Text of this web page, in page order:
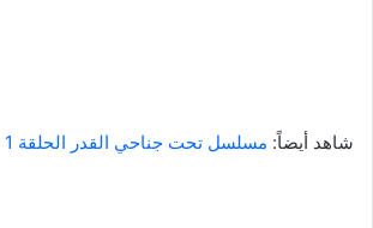
شاهد أيضاً: مسلسل تحت جناحي القدر الحلقة 1